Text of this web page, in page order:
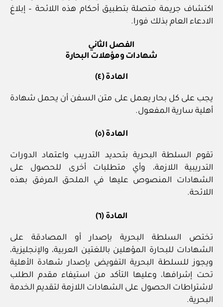
اكتشاف جريمة متصلة بتطبيق أحكام هذه اللائحة – إبلاغ
الادعاء العام بذلك فورا.
الفصل الثاني
شهادات ومؤهلات البحارة
المادة (٤)
يجب على كل بحار يعمل على متن السفن أن يحمل شهادة
أهلية سارية المفعول.
المادة (٥)
تقوم السلطة البحرية بتحديد التدريب واعتماد الدورات
التدريبية اللازمة، وأي متطلبات أخرى للحصول على
الشهادات المنصوص عليها في الملحق المرفق بهذه
اللائحة.
المادة (٦)
تختص السلطة البحرية بإصدار أو المصادقة على
الشهادات للبحارة المؤهلين باللغتين العربية، والإنجليزية،
ويجوز للسلطة البحرية التفويض بإصدار شهادة الأهلية
تحت إشرافها، وعليها التأكد من استيفاء مقدم الطلب
لاشتراطات الحصول على الشهادات اللازمة لتقديم الخدمة
البحرية.